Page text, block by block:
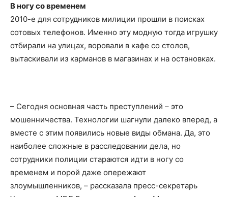
В ногу со временем
2010-е для сотрудников милиции прошли в поисках
сотовых телефонов. Именно эту модную тогда игрушку
отбирали на улицах, воровали в кафе со столов,
вытаскивали из карманов в магазинах и на остановках.
– Сегодня основная часть преступлений – это
мошенничества. Технологии шагнули далеко вперед, а
вместе с этим появились новые виды обмана. Да, это
наиболее сложные в расследовании дела, но
сотрудники полиции стараются идти в ногу со
временем и порой даже опережают
злоумышленников, – рассказала пресс-секретарь